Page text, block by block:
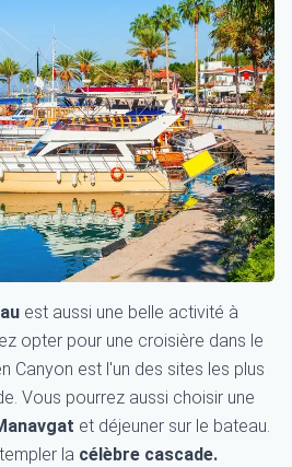
est aussi une belle activité à
opter pour une croisière dans le
Canyon est l'un des sites les plus
Vous pourrez aussi choisir une
et déjeuner sur le bateau.
la célèbre cascade.